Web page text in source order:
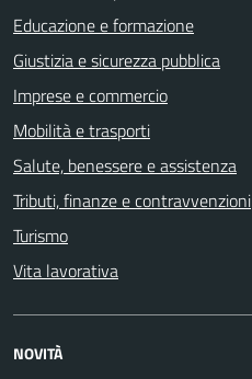
Educazione e formazione
Giustizia e sicurezza pubblica
Imprese e commercio
Mobilità e trasporti
Salute, benessere e assistenza
Tributi, finanze e contravvenzioni
Turismo
Vita lavorativa
NOVITÀ